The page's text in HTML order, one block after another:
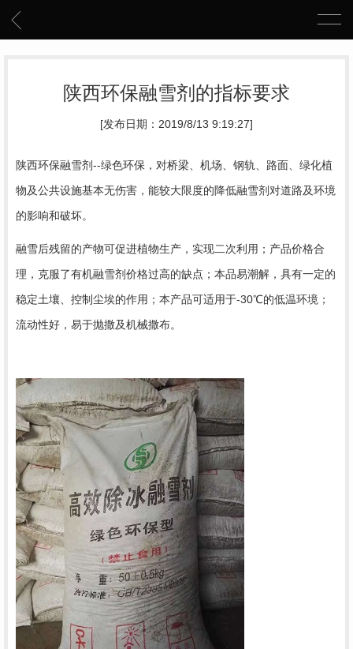
陕西环保融雪剂的指标要求
[发布日期：2019/8/13 9:19:27]
陕西环保融雪剂--绿色环保，对桥梁、机场、钢轨、路面、绿化植
物及公共设施基本无伤害，能较大限度的降低融雪剂对道路及环境
的影响和破坏。
融雪后残留的产物可促进植物生产，实现二次利用；产品价格合
理，克服了有机融雪剂价格过高的缺点；本品易潮解，具有一定的
稳定土壤、控制尘埃的作用；本产品可适用于-30℃的低温环境；
流动性好，易于抛撒及机械撒布。